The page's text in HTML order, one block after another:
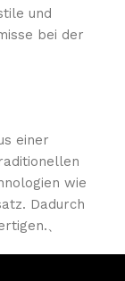
und
bei der
einer
wie
Dadurch
、